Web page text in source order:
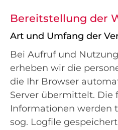
Bereitstellung der
Art und Umfang der
Bei Aufruf und
erheben wir die
die Ihr Browser
Server übermittelt. Die
Informationen werden
sog. Logfile